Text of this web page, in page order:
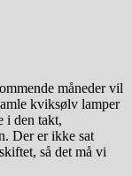
måneder vil
kviksølv lamper
i den takt,
Der er ikke sat
så det må vi